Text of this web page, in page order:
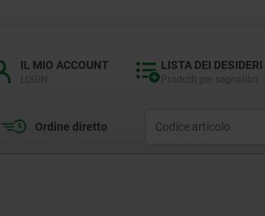
IL MIO ACCOUNT LISTA DEI DESIDERI
Ordine diretto